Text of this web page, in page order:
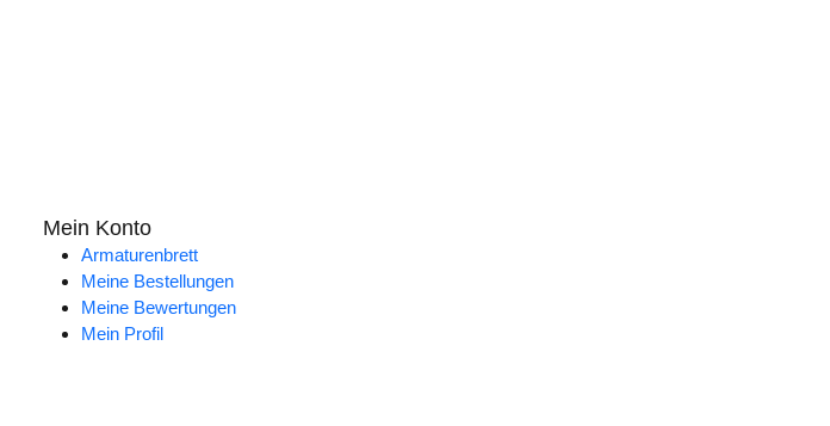
Mein Konto
Armaturenbrett
Meine Bestellungen
Meine Bewertungen
Mein Profil